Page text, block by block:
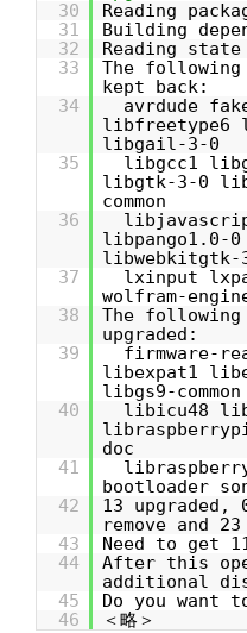
30
Reading
31
Building
32
Reading
33
The following
kept back:
34
avrdude
libfreetype6
libgail-3-0
35
libgcc1
libgtk-3-0
common
36
libpango1.0-
libwebkitgtk-
37
lxinput
wolfram-
38
The
upgraded:
39
firmware-
libexpat1
libgs9-common
40
libicu48
doc
41
bootloader
42
13
remove and
43
Need to get
44
After this
additional
45
Do you want
46
＜略＞